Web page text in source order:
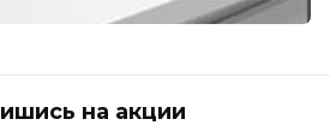
на акции